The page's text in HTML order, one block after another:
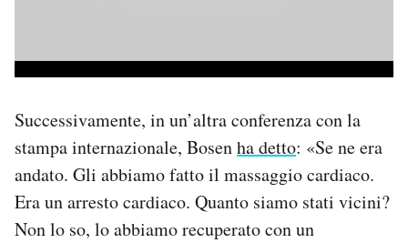
Successivamente, in un’altra conferenza con la
stampa internazionale, Bosenha detto: «Se ne era
andato. Gli abbiamo fatto il massaggio cardiaco.
Era un arresto cardiaco. Quanto siamo stati vicini?
Non lo so, lo abbiamo recuperato con un